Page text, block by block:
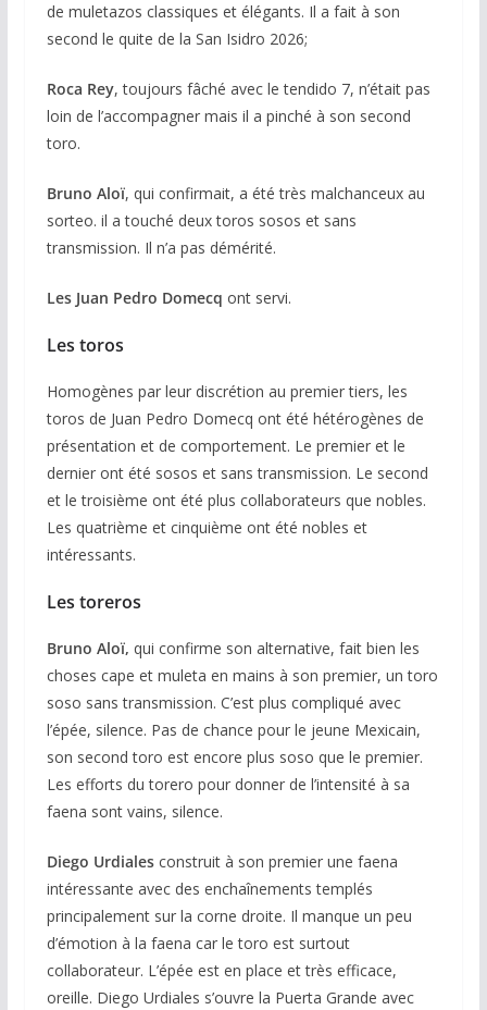
de muletazos classiques et élégants. Il a fait à son
second le quite de la San Isidro 2026;
Roca Rey, toujours fâché avec le tendido 7, n’était pas
loin de l’accompagner mais il a pinché à son second
toro.
Bruno Aloï, qui confirmait, a été très malchanceux au
sorteo. il a touché deux toros sosos et sans
transmission. Il n’a pas démérité.
Les Juan Pedro Domecq ont servi.
Les toros
Homogènes par leur discrétion au premier tiers, les
toros de Juan Pedro Domecq ont été hétérogènes de
présentation et de comportement. Le premier et le
dernier ont été sosos et sans transmission. Le second
et le troisième ont été plus collaborateurs que nobles.
Les quatrième et cinquième ont été nobles et
intéressants.
Les toreros
Bruno Aloï, qui confirme son alternative, fait bien les
choses cape et muleta en mains à son premier, un toro
soso sans transmission. C’est plus compliqué avec
l’épée, silence. Pas de chance pour le jeune Mexicain,
son second toro est encore plus soso que le premier.
Les efforts du torero pour donner de l’intensité à sa
faena sont vains, silence.
Diego Urdialesconstruit à son premier une faena
intéressante avec des enchaînements templés
principalement sur la corne droite. Il manque un peu
d’émotion à la faena car le toro est surtout
collaborateur. L’épée est en place et très efficace,
oreille. Diego Urdiales s’ouvre la Puerta Grande avec